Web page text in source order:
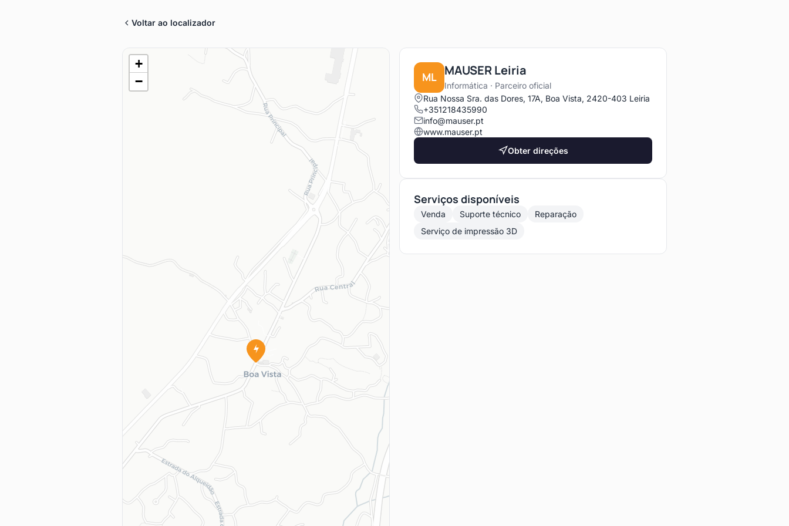
Voltar ao localizador
+
−
ML MAUSER Leiria
Informática · Parceiro oficial
Rua Nossa Sra. das Dores, 17A, Boa Vista, 2420-403 Leiria
+351218435990
info@mauser.pt
www.mauser.pt
Obter direções
Serviços disponíveis
Venda Suporte técnico
Reparação
Serviço de impressão 3D